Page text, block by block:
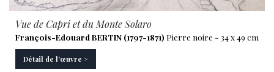
Vue de Capri et du Monte Solaro
François-Edouard BERTIN (1797-1871) Pierre noire - 34 x 49 cm
Détail de l'œuvre >